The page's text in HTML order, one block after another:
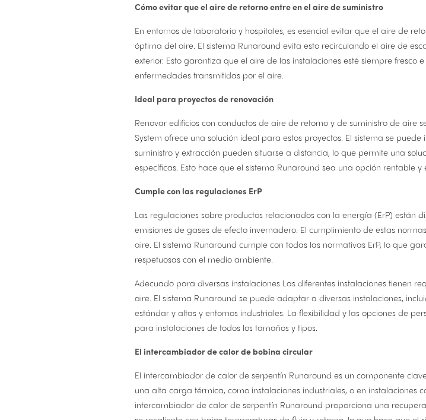
Cómo evitar que el aire de retorno entre en el aire de suministro
En entornos de laboratorio y hospitales, es esencial evitar que el aire de
óptima del aire. El sistema Runaround evita esto recirculando el aire de
exterior. Esto garantiza que el aire de las instalaciones esté siempre fresco
enfermedades transmitidas por el aire.
Ideal para proyectos de renovación
Renovar edificios con conductos de aire de retorno y de suministro de aire
System ofrece una solución ideal para estos proyectos. El sistema se
suministro y extracción pueden situarse a distancia, lo que permite una
específicas. Esto hace que el sistema Runaround sea una opción rentable
Cumple con las regulaciones ErP
Las regulaciones sobre productos relacionados con la energía (ErP)
emisiones de gases de efecto invernadero. El cumplimiento de estas
aire. El sistema Runaround cumple con todas las normativas ErP, lo que
respetuosas con el medio ambiente.
Adecuado para diversas instalaciones Las diferentes instalaciones tienen
aire. El sistema Runaround se puede adaptar a diversas instalaciones,
estándar y altas y entornos industriales. La flexibilidad y las opciones de
para instalaciones de todos los tamaños y tipos.
El intercambiador de calor de bobina circular
El intercambiador de calor de serpentín Runaround es un componente
una alta carga térmica, como instalaciones industriales, o en instalaciones
intercambiador de calor de serpentín Runaround proporciona una